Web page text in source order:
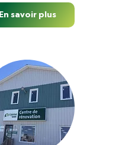
En savoir plus